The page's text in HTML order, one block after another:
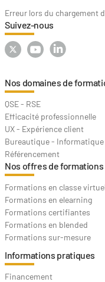
Erreur lors du chargement
Suivez-nous
Nos domaines de
QSE - RSE
Efficacité professionnelle
UX - Expérience client
Bureautique - Informatique
Référencement
Nos offres de formations
Formations en classe
Formations en elearning
Formations certifiantes
Formations en blended
Formations sur-mesure
Informations pratiques
Financement